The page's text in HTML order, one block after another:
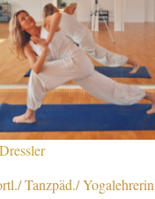
Tanzpäd./ Yogalehrerin